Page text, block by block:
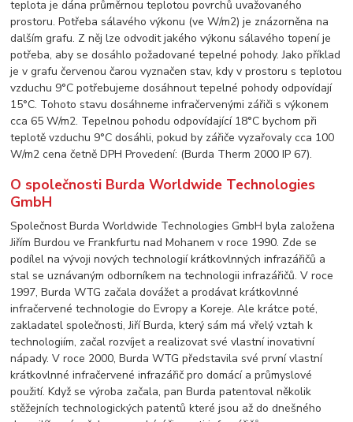
teplota je dána průměrnou teplotou povrchů uvažovaného
prostoru. Potřeba sálavého výkonu (ve W/m2) je znázorněna na
dalším grafu. Z něj lze odvodit jakého výkonu sálavého topení je
potřeba, aby se dosáhlo požadované tepelné pohody. Jako příklad
je v grafu červenou čarou vyznačen stav, kdy v prostoru s teplotou
vzduchu 9°C potřebujeme dosáhnout tepelné pohody odpovídají
15°C. Tohoto stavu dosáhneme infračervenými zářiči s výkonem
cca 65 W/m2. Tepelnou pohodu odpovídající 18°C bychom při
teplotě vzduchu 9°C dosáhli, pokud by zářiče vyzařovaly cca 100
W/m2 cena četně DPH Provedení: (Burda Therm 2000 IP 67).
O společnosti Burda Worldwide Technologies
GmbH
Společnost Burda Worldwide Technologies GmbH byla založena
Jiřím Burdou ve Frankfurtu nad Mohanem v roce 1990. Zde se
podílel na vývoji nových technologií krátkovlnných infrazářičů a
stal se uznávaným odborníkem na technologii infrazářičů. V roce
1997, Burda WTG začala dovážet a prodávat krátkovlnné
infračervené technologie do Evropy a Koreje. Ale krátce poté,
zakladatel společnosti, Jiří Burda, který sám má vřelý vztah k
technologiím, začal rozvíjet a realizovat své vlastní inovativní
nápady. V roce 2000, Burda WTG představila své první vlastní
krátkovlnné infračervené infrazářič pro domácí a průmyslové
použití. Když se výroba začala, pan Burda patentoval několik
stěžejních technologických patentů které jsou až do dnešného